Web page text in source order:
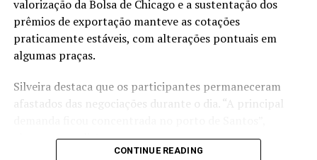
valorização da Bolsa de Chicago e a sustentação dos
prêmios de exportação manteve as cotações
praticamente estáveis, com alterações pontuais em
algumas praças.
Silveira destaca que os participantes permaneceram
afastados das negociações durante o dia. “A principal
observa o analista.
CONTINUE READING